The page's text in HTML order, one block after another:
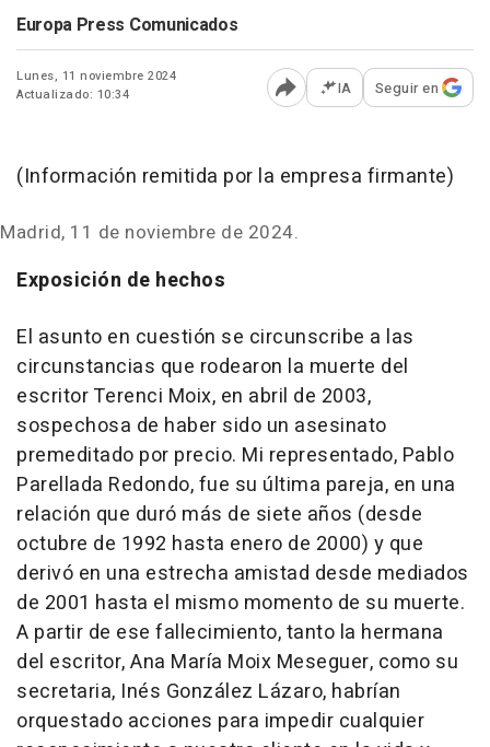
Europa Press Comunicados
Lunes, 11 noviembre 2024
Actualizado: 10:34
Abrir opciones para
IA Seguir en
(Información remitida por la empresa firmante)
Madrid, 11 de noviembre de 2024.
Exposición de hechos
El asunto en cuestión se circunscribe a las
circunstancias que rodearon la muerte del
escritor Terenci Moix, en abril de 2003,
sospechosa de haber sido un asesinato
premeditado por precio. Mi representado, Pablo
Parellada Redondo, fue su última pareja, en una
relación que duró más de siete años (desde
octubre de 1992 hasta enero de 2000) y que
derivó en una estrecha amistad desde mediados
de 2001 hasta el mismo momento de su muerte.
A partir de ese fallecimiento, tanto la hermana
del escritor, Ana María Moix Meseguer, como su
secretaria, Inés González Lázaro, habrían
orquestado acciones para impedir cualquier